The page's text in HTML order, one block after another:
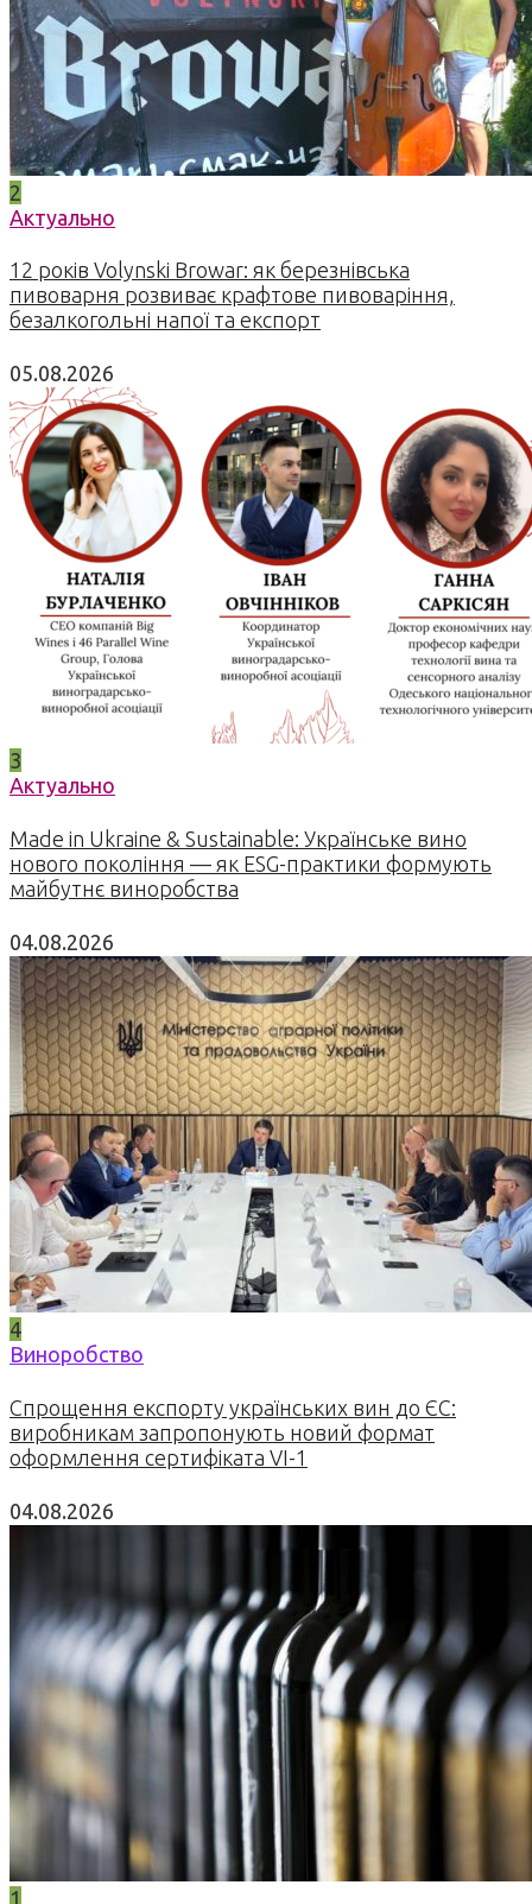
2
Актуально
12 років Volynski Browar: як березнівська
пивоварня розвиває крафтове пивоваріння,
безалкогольні напої та експорт
05.08.2026
3
Актуально
Made in Ukraine & Sustainable: Українське вино
нового покоління — як ESG-практики формують
майбутнє виноробства
04.08.2026
4
Виноробство
Спрощення експорту українських вин до ЄС:
виробникам запропонують новий формат
оформлення сертифіката VI-1
04.08.2026
1